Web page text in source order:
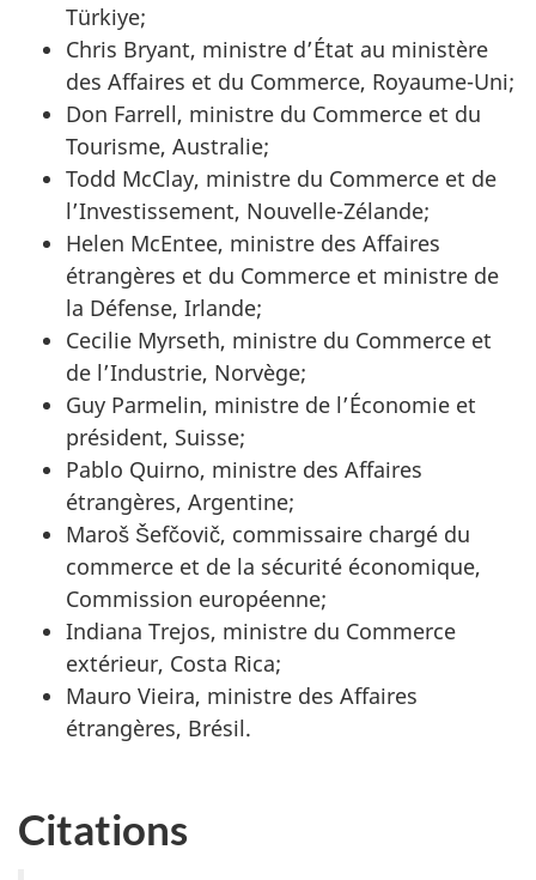
Türkiye;
Chris Bryant, ministre d’État au ministère
des Affaires et du Commerce, Royaume-Uni;
Don Farrell, ministre du Commerce et du
Tourisme, Australie;
Todd McClay, ministre du Commerce et de
l’Investissement, Nouvelle-Zélande;
Helen McEntee, ministre des Affaires
étrangères et du Commerce et ministre de
la Défense, Irlande;
Cecilie Myrseth, ministre du Commerce et
de l’Industrie, Norvège;
Guy Parmelin, ministre de l’Économie et
président, Suisse;
Pablo Quirno, ministre des Affaires
étrangères, Argentine;
Maroš Šefčovič, commissaire chargé du
commerce et de la sécurité économique,
Commission européenne;
Indiana Trejos, ministre du Commerce
extérieur, Costa Rica;
Mauro Vieira, ministre des Affaires
étrangères, Brésil.
Citations